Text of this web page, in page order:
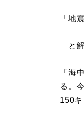
「地
と解
「海
る。
150キ